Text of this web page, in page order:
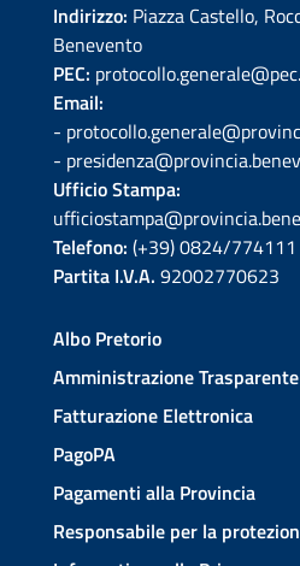
Indirizzo: Piazza Castello,
Benevento
PEC:
Email:
-
-
Ufficio Stampa:
Telefono: (+39) 0824/774111
Partita I.V.A. 92002770623
Albo Pretorio
Amministrazione Trasparente
Fatturazione Elettronica
PagoPA
Pagamenti alla Provincia
Responsabile per la